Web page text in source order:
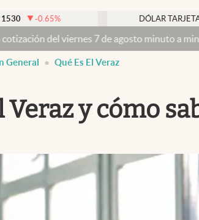
% DÓLAR TARJETA $ 1976
7 de agosto minuto a minutoPropiedad
General Qué Es El Veraz
Veraz y cómo